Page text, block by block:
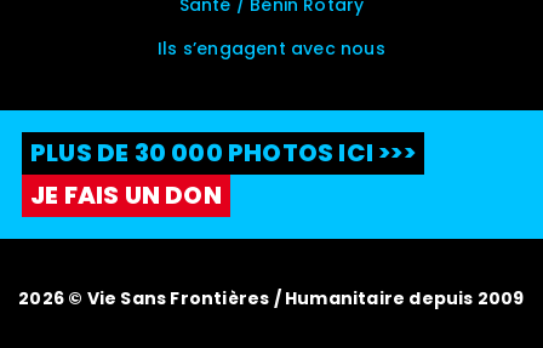
Santé / Bénin Rotary
Ils s’engagent avec nous
PLUS DE 30 000 PHOTOS ICI >>>
JE FAIS UN DON
2026 © Vie Sans Frontières / Humanitaire depuis 2009